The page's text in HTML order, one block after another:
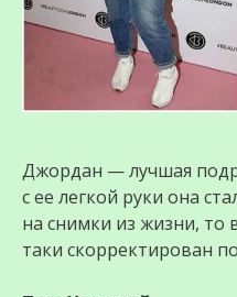
Джордан — лучшая
с ее легкой руки она
на снимки из жизни, то
таки скорректирован